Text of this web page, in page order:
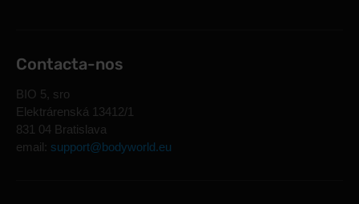
Contacta-nos
BIO 5, sro
Elektrárenská 13412/1
831 04 Bratislava
email: support@bodyworld.eu